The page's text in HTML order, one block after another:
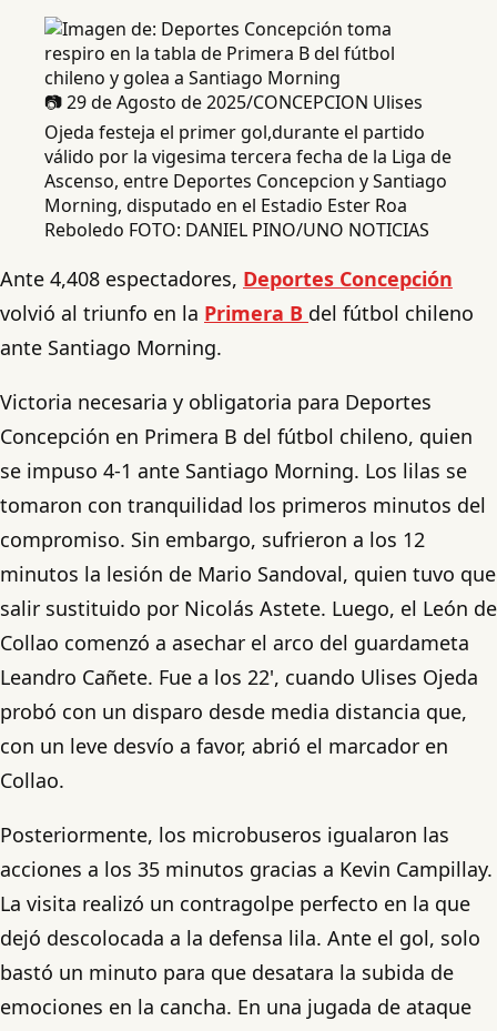
📷 29 de Agosto de 2025/CONCEPCION Ulises
Ojeda festeja el primer gol,durante el partido
válido por la vigesima tercera fecha de la Liga de
Ascenso, entre Deportes Concepcion y Santiago
Morning, disputado en el Estadio Ester Roa
Reboledo FOTO: DANIEL PINO/UNO NOTICIAS
Ante 4,408 espectadores, Deportes Concepción
volvió al triunfo en la Primera B del fútbol chileno
ante Santiago Morning.
Victoria necesaria y obligatoria para Deportes
Concepción en Primera B del fútbol chileno, quien
se impuso 4-1 ante Santiago Morning. Los lilas se
tomaron con tranquilidad los primeros minutos del
compromiso. Sin embargo, sufrieron a los 12
minutos la lesión de Mario Sandoval, quien tuvo que
salir sustituido por Nicolás Astete. Luego, el León de
Collao comenzó a asechar el arco del guardameta
Leandro Cañete. Fue a los 22', cuando Ulises Ojeda
probó con un disparo desde media distancia que,
con un leve desvío a favor, abrió el marcador en
Collao.
Posteriormente, los microbuseros igualaron las
acciones a los 35 minutos gracias a Kevin Campillay.
La visita realizó un contragolpe perfecto en la que
dejó descolocada a la defensa lila. Ante el gol, solo
bastó un minuto para que desatara la subida de
emociones en la cancha. En una jugada de ataque